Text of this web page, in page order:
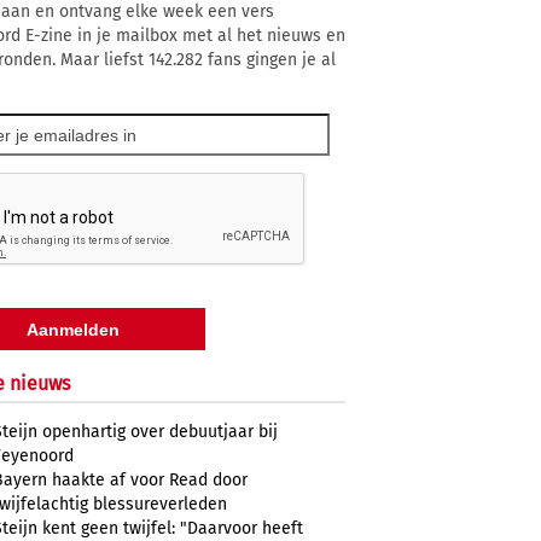
en ontvang elke week een vers
E-zine in je mailbox met al het nieuws en
Maar liefst 142.282 fans gingen je al
nieuws
openhartig over debuutjaar bij
haakte af voor Read door
blessureverleden
kent geen twijfel: "Daarvoor heeft